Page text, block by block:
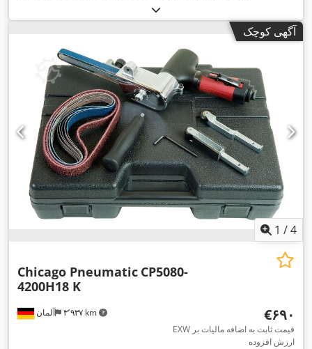
آگهی کوچک
1 /4
آلمان ۳٬۹۳۷ km
Chicago Pneumatic CP5080-
4200H18 K
‎€۶۹۰
EXW قیمت ثابت به اضافه مالیات بر
ارزش افزوده